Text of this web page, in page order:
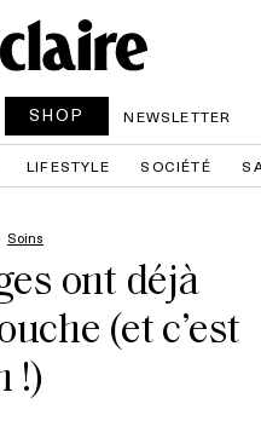
SHOP NEWSLETTER
LIFESTYLE SOCIÉTÉ
Soins
ont déjà
(et c’est
!)